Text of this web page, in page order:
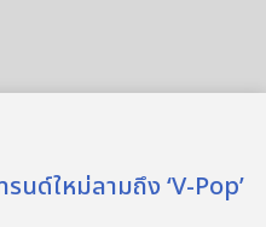
นด์ใหม่ลามถึง ‘V-Pop’